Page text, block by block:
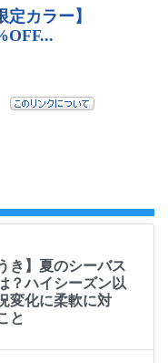
き】夏のシーバス
？ハイシーズン以
変化に柔軟に対
と